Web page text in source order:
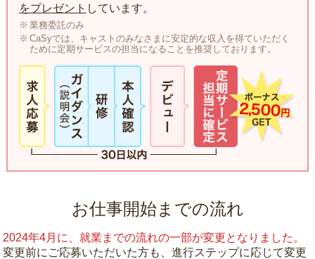
をプレゼント しています。
業務委託のみ
CaSyでは、キャストのみなさまに安定的な収入を得ていただく
ために定期サービスの担当になることを推奨しております。
お仕事開始までの流れ
2024年4月に、就業までの流れの一部が変更となりました。
変更前にご応募いただいた方も、進行ステップに応じて変更